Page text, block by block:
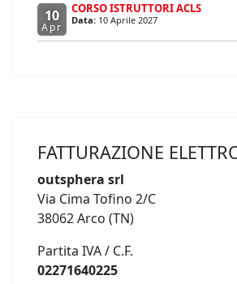
10
Apr
CORSO ISTRUTTORI ACLS
Data: 10 Aprile 2027
FATTURAZIONE
outsphera srl
Via Cima Tofino 2/C
38062 Arco (TN)
Partita IVA / C.F.
02271640225